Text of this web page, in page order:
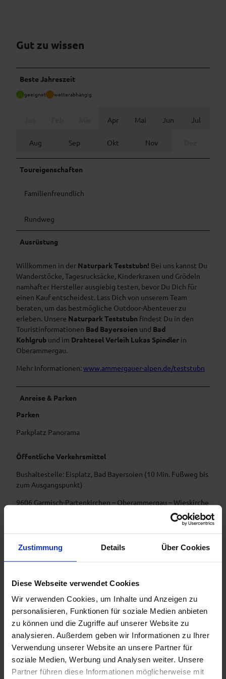
Zustimmung Details Über Cookies
Diese Webseite verwendet Cookies
Wir verwenden Cookies, um Inhalte und Anzeigen zu
personalisieren, Funktionen für soziale Medien anbieten
zu können und die Zugriffe auf unserer Website zu
analysieren. Außerdem geben wir Informationen zu Ihrer
Verwendung unserer Website an unsere Partner für
soziale Medien, Werbung und Analysen weiter. Unsere
Partner führen diese Informationen möglicherweise mit
Gut zu wissen
Beste Jahreszeit
geeignet wetterabhängig
Apr Mai Jun Jul
Aug Sep Okt Nov
Toureigenschaften
Familienfreundlich
Rundweg
Ausrüstung
Willkommen in der Naturpark Teststubn! Bei uns kannst Du
Wanderstöcke, Tagesrucksäcke, Kinderkraxen und Grödeln
namhafter Hersteller ausgiebig testen, bevor Du Dich für
einen Kauf entscheidest. Lass Dich von unserem Team
beraten, um das bestmögliche Outdoor-Abenteuer zu
erleben. Unsere Naturpark Teststubn findest Du in den
Touristinformationen Bad Bayersoien und Bad
Kohlgrub und im Drahtesel Verleih Lukas Spindler in
Oberammergau.
Mehr Informationen:www.ammergauer-alpen.de/teststubn
Anreise & Parken
Parken
Parkplatz Panorama
Öffentliche Verkehrsmittel
Bushaltestelle: Eisplatz, Bad Bayersoien (10 Min. Fußweg bis
zum Ausgangspunkt)
9606 Garmisch-Partenkirchen – Oberammergau – Wieskirche
Dorfstraße in Richtung Norden und begeben Sie sich auf die
Köchelstraße. Folgen Sie der Straße bis Sie sich in einer
Gabelung aufteilt und biegen Sie in die linke Straße mit dem
Sie einen Parkplatz. Von dort können Sie direkt mit der Tour
beginnen.
Gäste der Ammergauer Alpen Region fahren mit der
elektronischen Gästekarte bzw. der KönigsCard kostenlos
mit Bus & Bahn.
Weitere Infos / Links